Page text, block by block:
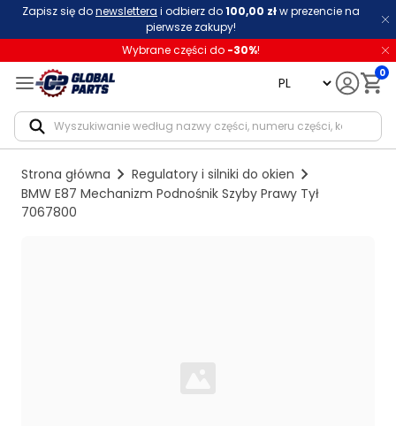
Zapisz się donewslettera i odbierz do100,00 złw prezencie na
pierwsze zakupy!
Wybrane części do -30%!
language 0
Strona główna
Regulatory i silniki do okien
BMW E87 Mechanizm Podnośnik Szyby Prawy Tył
7067800